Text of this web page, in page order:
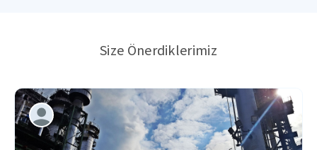
Size Önerdiklerimiz